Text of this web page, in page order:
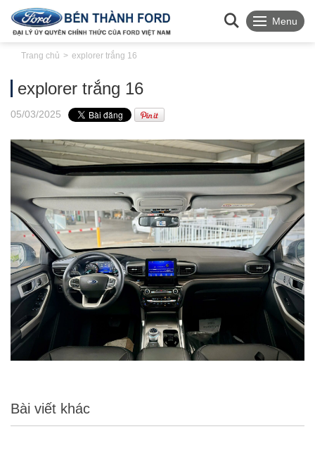
Menu
Trang chủ explorer trắng 16
explorer trắng 16
05/03/2025
Bài viết khác